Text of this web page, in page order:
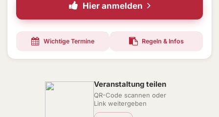
Hier anmelden
Wichtige Termine Regeln & Infos
Veranstaltung teilen
QR-Code scannen oder
Link weitergeben